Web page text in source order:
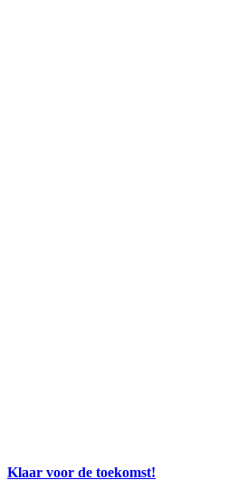
Klaar voor de toekomst!